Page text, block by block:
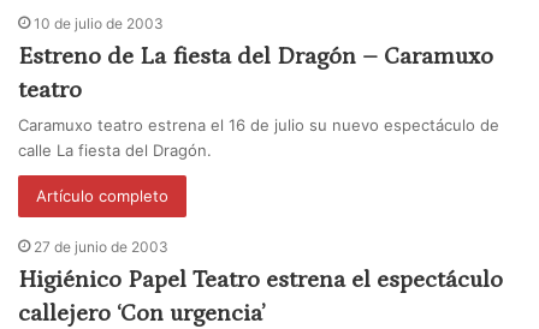
10 de julio de 2003
Estreno de La fiesta del Dragón – Caramuxo
teatro
Caramuxo teatro estrena el 16 de julio su nuevo espectáculo de
calle La fiesta del Dragón.
Artículo completo
27 de junio de 2003
Higiénico Papel Teatro estrena el espectáculo
callejero ‘Con urgencia’